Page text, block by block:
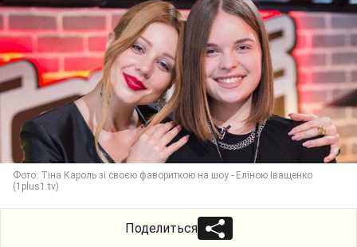
Фото: Тіна Кароль зі своєю фавориткою на шоу - Еліною Іващенко
(1plus1.tv)
Поделиться